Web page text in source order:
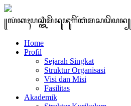
꧋ꦭꦁꦏꦃꦥꦱ꧀ꦠꦶꦩꦼꦤꦸꦗꦸꦒꦼꦂꦧꦁꦩꦱꦣꦼꦥꦤ꧀
Home
Profil
Sejarah Singkat
Struktur Organisasi
Visi dan Misi
Fasilitas
Akademik